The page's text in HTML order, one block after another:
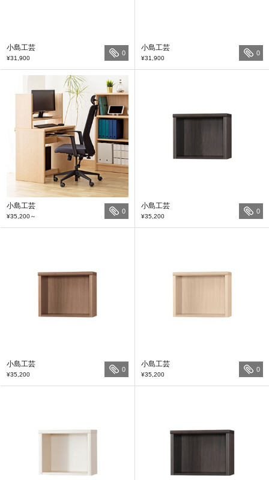
小島工芸
¥31,900
0
小島工芸
¥31,900
0
小島工芸
¥35,200～
0
小島工芸
¥35,200
0
小島工芸
¥35,200
0
小島工芸
¥35,200
0